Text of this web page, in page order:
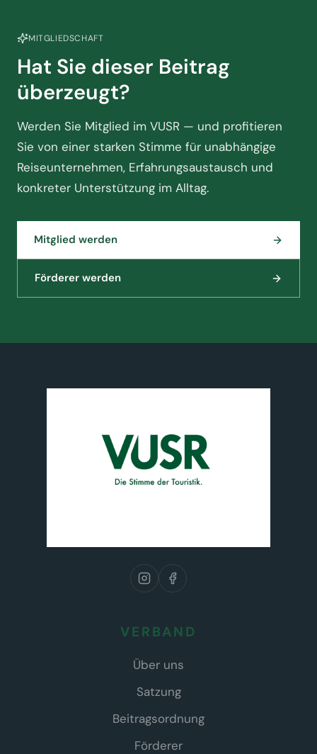
MITGLIEDSCHAFT
Hat Sie dieser Beitrag
überzeugt?
Werden Sie Mitglied im VUSR — und profitieren
Sie von einer starken Stimme für unabhängige
Reiseunternehmen, Erfahrungsaustausch und
konkreter Unterstützung im Alltag.
Mitglied werden
Förderer werden
VERBAND
Über uns
Satzung
Beitragsordnung
Förderer